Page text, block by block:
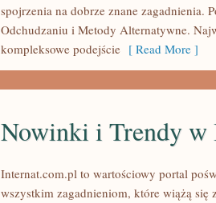
spojrzenia na dobrze znane zagadnienia.
Odchudzaniu i Metody Alternatywne.
kompleksowe podejście [ Read More ]
Nowinki i Trendy w
Internat.com.pl to wartościowy portal
wszystkim zagadnieniom, które wiążą się